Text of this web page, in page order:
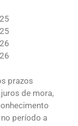
prazos
de mora,
período a